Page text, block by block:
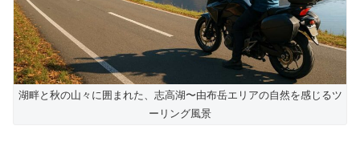
湖畔と秋の山々に囲まれた、志高湖〜由布岳エリアの自然を感じるツ
ーリング風景